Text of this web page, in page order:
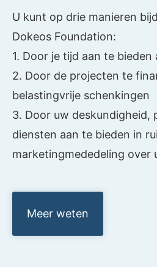
U kunt op drie manieren
Dokeos Foundation:
1. Door je tijd aan te bieden
2. Door de projecten te
belastingvrije schenkingen
3. Door uw deskundigheid,
diensten aan te bieden in
marketingmededeling over
Meer weten